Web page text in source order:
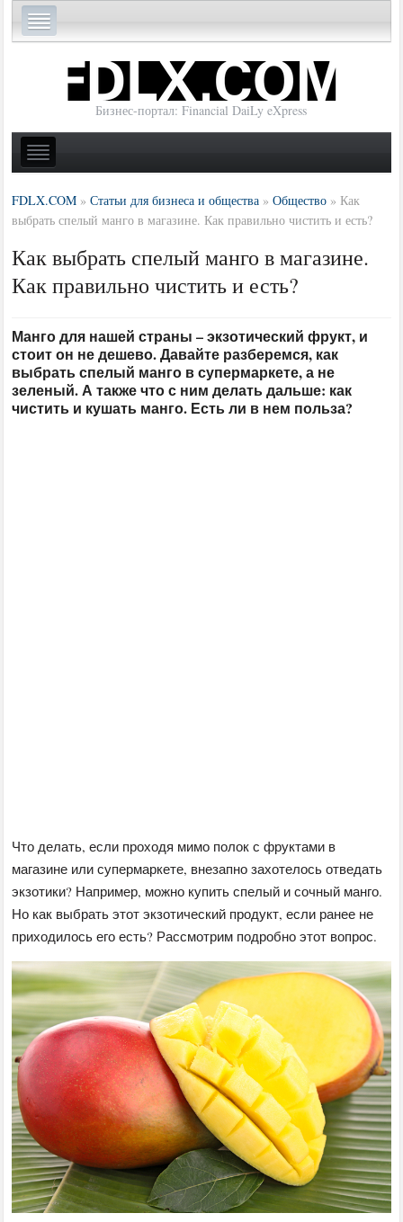
Бизнес-портал: Financial DaiLy eXpress
FDLX.COM »Статьи для бизнеса и общества »Общество »Как
выбрать спелый манго в магазине. Как правильно чистить и есть?
Как выбрать спелый манго в магазине.
Как правильно чистить и есть?
Манго для нашей страны – экзотический фрукт, и
стоит он не дешево. Давайте разберемся, как
выбрать спелый манго в супермаркете, а не
зеленый. А также что с ним делать дальше: как
чистить и кушать манго. Есть ли в нем польза?
Что делать, если проходя мимо полок с фруктами в
магазине или супермаркете, внезапно захотелось отведать
экзотики? Например, можно купить спелый и сочный манго.
Но как выбрать этот экзотический продукт, если ранее не
приходилось его есть? Рассмотрим подробно этот вопрос.